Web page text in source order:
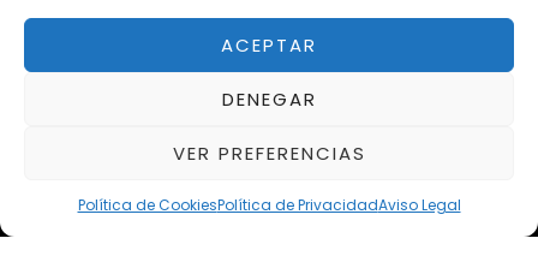
ACEPTAR
DENEGAR
VER PREFERENCIAS
Política de CookiesPolítica de PrivacidadAviso Legal
Del 02/10/2026 al 05/10/2026
Del 02/10/2026 al 05/10/2026